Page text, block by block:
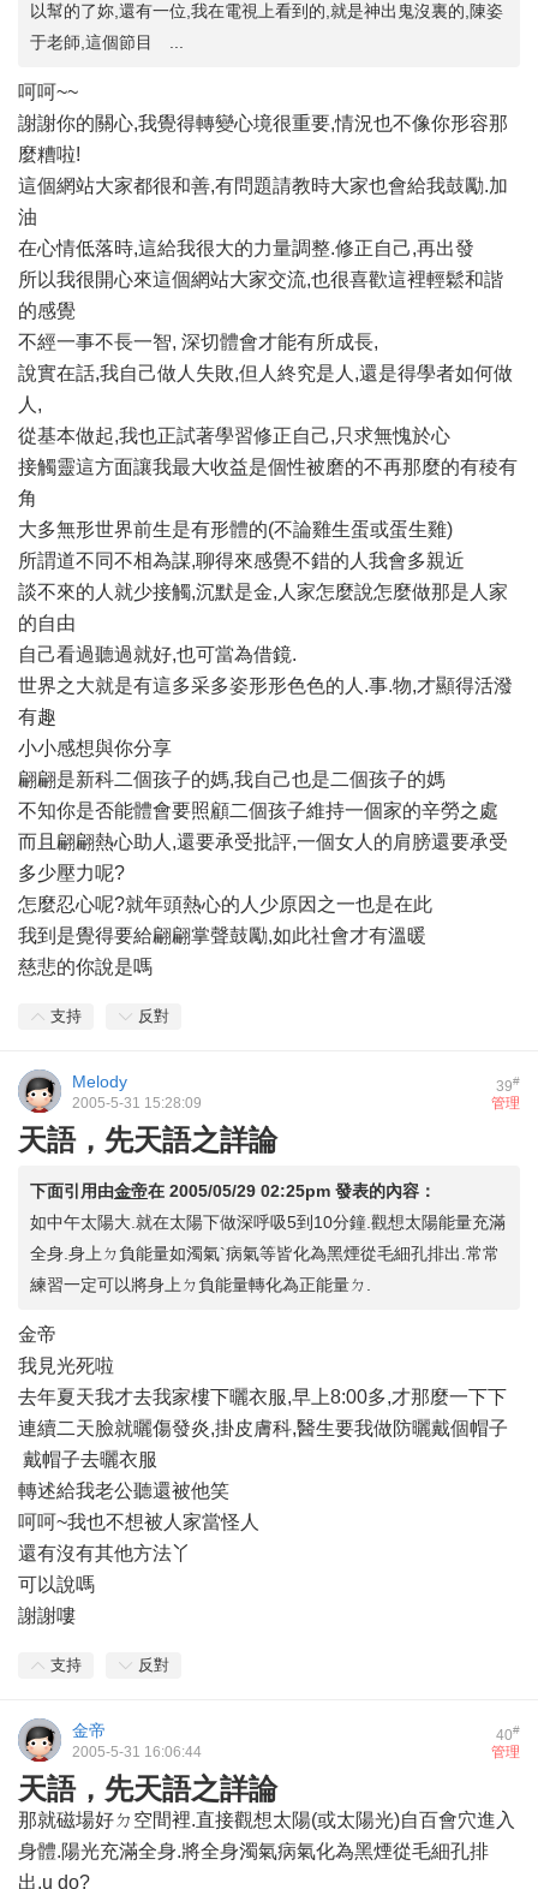
以幫的了妳,還有一位,我在電視上看到的,就是神出鬼沒裏的,陳姿
于老師,這個節目 ...
呵呵~~
謝謝你的關心,我覺得轉變心境很重要,情況也不像你形容那
麼糟啦!
這個網站大家都很和善,有問題請教時大家也會給我鼓勵.加
油
在心情低落時,這給我很大的力量調整.修正自己,再出發
所以我很開心來這個網站大家交流,也很喜歡這裡輕鬆和諧
的感覺
不經一事不長一智, 深切體會才能有所成長,
說實在話,我自己做人失敗,但人終究是人,還是得學者如何做
人,
從基本做起,我也正試著學習修正自己,只求無愧於心
接觸靈這方面讓我最大收益是個性被磨的不再那麼的有稜有
角
大多無形世界前生是有形體的(不論雞生蛋或蛋生雞)
所謂道不同不相為謀,聊得來感覺不錯的人我會多親近
談不來的人就少接觸,沉默是金,人家怎麼說怎麼做那是人家
的自由
自己看過聽過就好,也可當為借鏡.
世界之大就是有這多采多姿形形色色的人.事.物,才顯得活潑
有趣
小小感想與你分享
翩翩是新科二個孩子的媽,我自己也是二個孩子的媽
不知你是否能體會要照顧二個孩子維持一個家的辛勞之處
而且翩翩熱心助人,還要承受批評,一個女人的肩膀還要承受
多少壓力呢?
怎麼忍心呢?就年頭熱心的人少原因之一也是在此
我到是覺得要給翩翩掌聲鼓勵,如此社會才有溫暖
慈悲的你說是嗎
支持 反對
39#
Melody
管理
2005-5-31 15:28:09
天語，先天語之詳論
下面引用由金帝在 2005/05/29 02:25pm 發表的內容：
如中午太陽大.就在太陽下做深呼吸5到10分鐘.觀想太陽能量充滿
全身.身上ㄉ負能量如濁氣`病氣等皆化為黑煙從毛細孔排出.常常
練習一定可以將身上ㄉ負能量轉化為正能量ㄉ.
金帝
我見光死啦
去年夏天我才去我家樓下曬衣服,早上8:00多,才那麼一下下
連續二天臉就曬傷發炎,掛皮膚科,醫生要我做防曬戴個帽子
戴帽子去曬衣服
轉述給我老公聽還被他笑
呵呵~我也不想被人家當怪人
還有沒有其他方法丫
可以說嗎
謝謝嘍
支持 反對
40#
金帝
管理
2005-5-31 16:06:44
天語，先天語之詳論
那就磁場好ㄉ空間裡.直接觀想太陽(或太陽光)自百會穴進入
身體.陽光充滿全身.將全身濁氣病氣化為黑煙從毛細孔排
出.u do?